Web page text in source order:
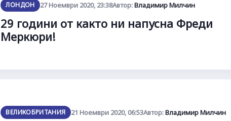
ЛОНДОН 27 Ноември 2020, 23:38Автор:Владимир Милчин
29 години от както ни напусна Фреди
Меркюри!
ВЕЛИКОБРИТАНИЯ 21 Ноември 2020, 06:53Автор:Владимир Милчин